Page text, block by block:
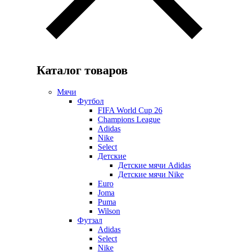
Каталог товаров
Мячи
Футбол
FIFA World Cup 26
Champions League
Adidas
Nike
Select
Детские
Детские мячи Adidas
Детские мячи Nike
Euro
Joma
Puma
Wilson
Футзал
Adidas
Select
Nike